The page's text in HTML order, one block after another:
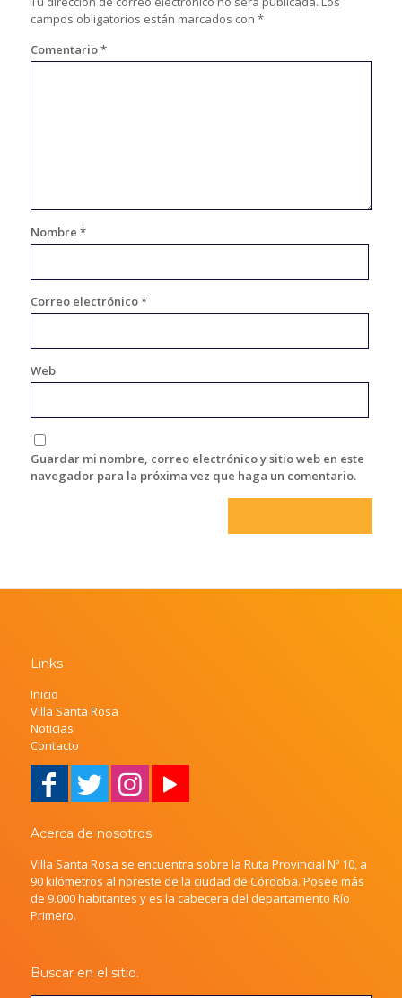
campos obligatorios están marcados con *
Comentario*
Nombre *
Correo electrónico*
Web
Guardar mi nombre, correo electrónico y sitio web en este
navegador para la próxima vez que haga un comentario.
Links
Inicio
Villa Santa Rosa
Noticias
Contacto
Acerca de nosotros
Villa Santa Rosa se encuentra sobre la Ruta Provincial Nº 10, a
90 kilómetros al noreste de la ciudad de Córdoba. Posee más
de 9.000 habitantes y es la cabecera del departamento Río
Primero.
Buscar en el sitio.